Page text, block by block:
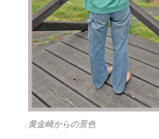
黄金崎からの景色